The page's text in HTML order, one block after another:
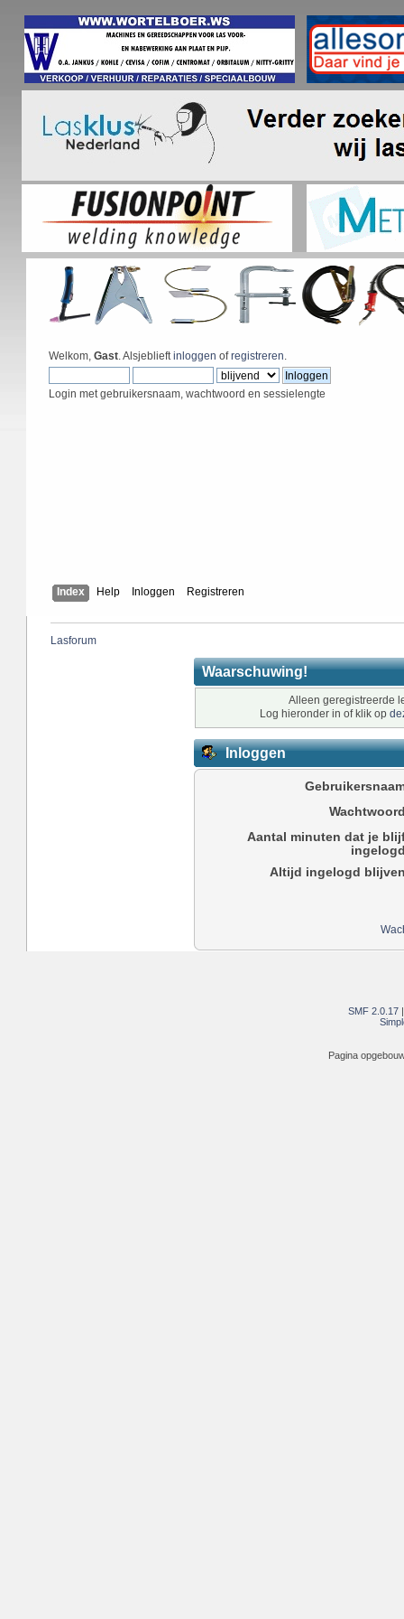
Welkom, Gast. Alsjeblieftinloggen ofregistreren.
Login met gebruikersnaam, wachtwoord en sessielengte
Index Help Inloggen Registreren
Lasforum
Waarschuwing!
Alleen geregistreerde
Log hieronder in of klik op
Inloggen
Aantal minuten dat je
Altijd ingelogd
SMF 2.0.17
Pagina